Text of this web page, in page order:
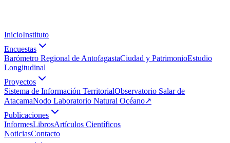
InicioInstituto
Encuestas
Barómetro Regional de AntofagastaCiudad y PatrimonioEstudio
Longitudinal
Proyectos
Sistema de Información TerritorialObservatorio Salar de
AtacamaNodo Laboratorio Natural Océano↗
Publicaciones
InformesLibrosArtículos Científicos
NoticiasContacto